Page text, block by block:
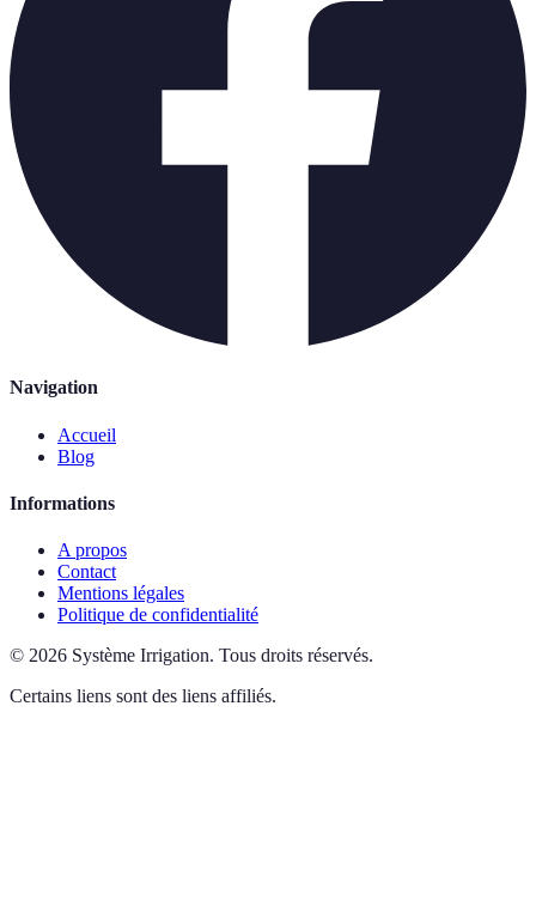
Navigation
Accueil
Blog
Informations
A propos
Contact
Mentions légales
Politique de confidentialité
© 2026 Système Irrigation. Tous droits réservés.
Certains liens sont des liens affiliés.